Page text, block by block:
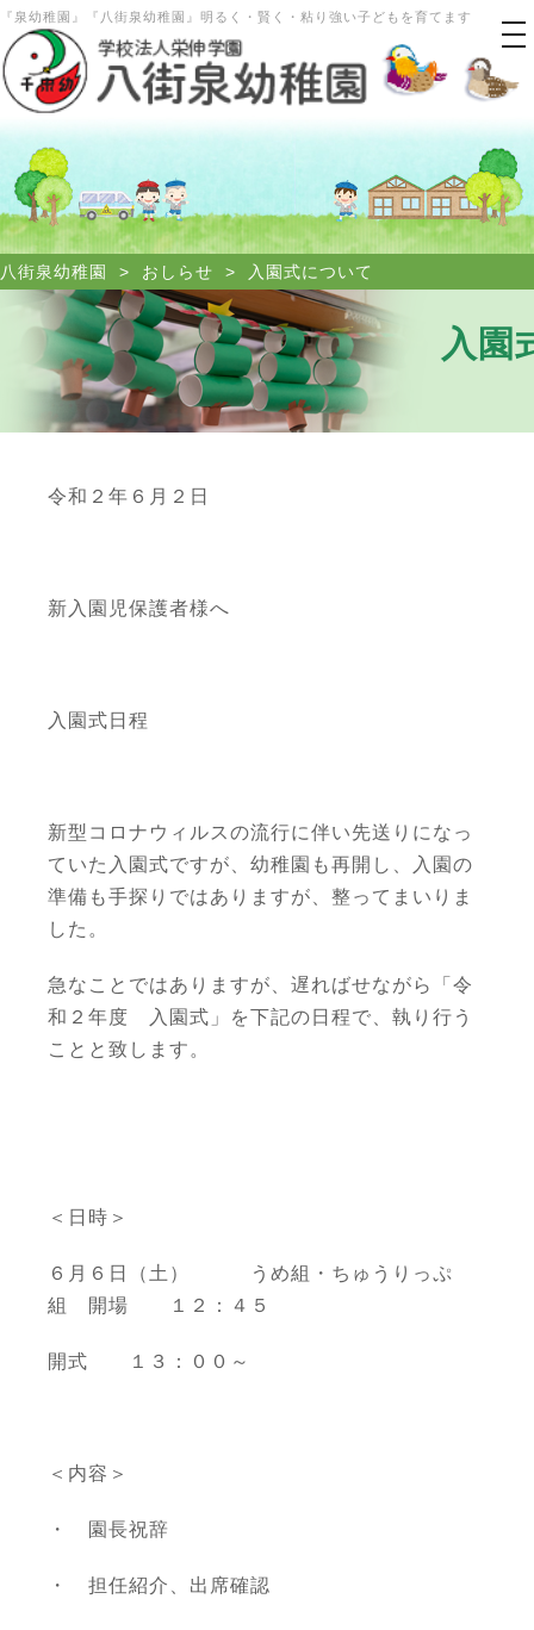
『泉幼稚園』『八街泉幼稚園』明るく・賢く・粘り強い子どもを育てます
八街泉幼稚園 > おしらせ > 入園式について
入園
令和２年６月２日
新入園児保護者様へ
入園式日程
新型コロナウィルスの流行に伴い先送りになっ
ていた入園式ですが、幼稚園も再開し、入園の
準備も手探りではありますが、整ってまいりま
した。
急なことではありますが、遅ればせながら「令
和２年度 入園式」を下記の日程で、執り行う
ことと致します。
＜日時＞
６月６日（土） うめ組・ちゅうりっぷ
組 開場 １２：４５
開式 １３：００～
＜内容＞
・ 園長祝辞
・ 担任紹介、出席確認